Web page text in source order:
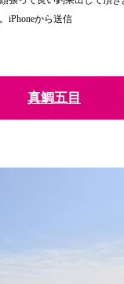
iPhoneから送信
真鯛五目